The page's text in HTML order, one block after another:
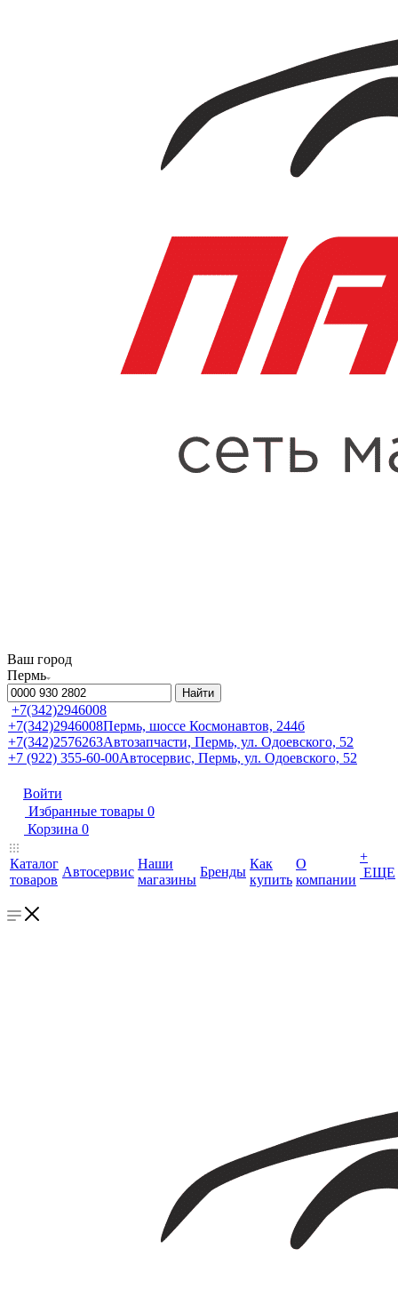
Ваш город
Пермь
Найти
+7(342)2946008
+7(342)2946008Пермь, шоссе Космонавтов, 244б
+7(342)2576263Автозапчасти, Пермь, ул. Одоевского, 52
+7 (922) 355-60-00Автосервис, Пермь, ул. Одоевского, 52
Войти
Избранные товары 0
Корзина 0
Каталог
товаров
Автосервис
Наши
магазины
Бренды
Как
купить
О
компании
+
ЕЩЕ